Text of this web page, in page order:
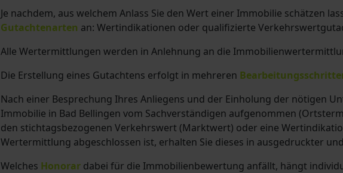
Je nachdem, aus welchem Anlass Sie den Wert einer Immobilie schätzen
Gutachtenarten an: Wertindikationen oder qualifizierte
Alle Wertermittlungen werden in Anlehnung an die
Die Erstellung eines Gutachtens erfolgt in mehreren
Nach einer Besprechung Ihres Anliegens und der Einholung der nötigen
Immobilie in Bad Bellingen vom Sachverständigen aufgenommen
den stichtagsbezogenen Verkehrswert (Marktwert) oder eine
Wertermittlung abgeschlossen ist, erhalten Sie dieses in ausgedruckter
Welches Honorar dabei für die Immobilienbewertung anfällt, hängt